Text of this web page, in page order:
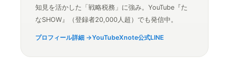
知見を活かした「戦略税務」に強み。YouTube『た
なSHOW』（登録者20,000人超）でも発信中。
プロフィール詳細 →YouTubeXnote公式LINE